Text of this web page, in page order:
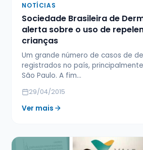
NOTÍCIAS
Sociedade Brasileira de
alerta sobre o uso de
crianças
Um grande número de casos de
registrados no país,
São Paulo. A fim…
29/04/2015
Ver mais